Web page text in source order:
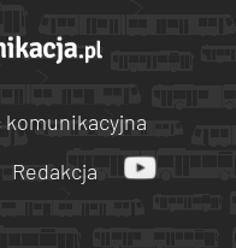
komunikacyjna
Redakcja